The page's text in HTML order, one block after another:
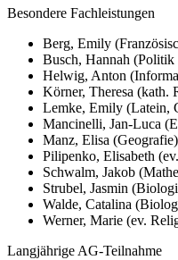
Besondere Fachleistungen
Berg, Emily
Busch, Hannah
Helwig, Anton
Körner, Theresa (kath.
Lemke, Emily (Latein,
Mancinelli, Jan-Luca
Manz, Elisa (Geografie)
Pilipenko, Elisabeth
Schwalm, Jakob
Strubel, Jasmin
Walde, Catalina
Werner, Marie (ev.
Langjährige AG-Teilnahme